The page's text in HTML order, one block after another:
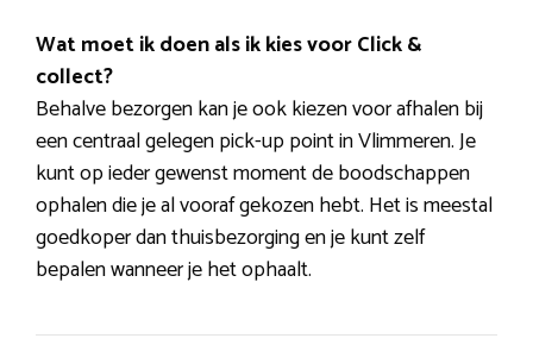
Wat moet ik doen als ik kies voor Click &
collect?
Behalve bezorgen kan je ook kiezen voor afhalen bij
een centraal gelegen pick-up point in Vlimmeren. Je
kunt op ieder gewenst moment de boodschappen
ophalen die je al vooraf gekozen hebt. Het is meestal
goedkoper dan thuisbezorging en je kunt zelf
bepalen wanneer je het ophaalt.